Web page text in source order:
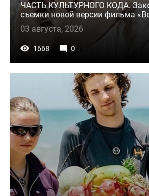
ЧАСТЬ КУЛЬТУРНОГО КОДА.
съемки новой версии фильма
03 августа, 2026
1668 0